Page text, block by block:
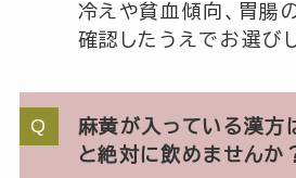
冷えや貧血傾向、胃腸
確認したうえでお選びし
麻黄が入っている漢方
と絶対に飲めませんか